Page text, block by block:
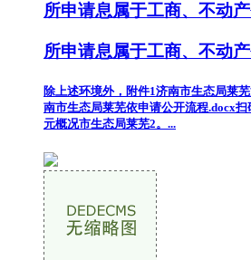
所申请息属于工商、不动
所申请息属于工商、不动
除上述环境外，附件1济南市生态局莱
南市生态局莱芜依申请公开流程.docx
元概况市生态局莱芜2。...